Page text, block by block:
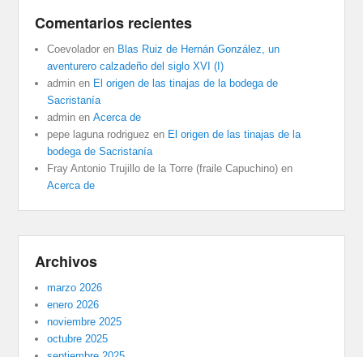
Comentarios recientes
Coevolador en Blas Ruiz de Hernán González, un
aventurero calzadeño del siglo XVI (I)
admin en El origen de las tinajas de la bodega de
Sacristanía
admin enAcerca de
pepe laguna rodriguez en El origen de las tinajas de la
bodega de Sacristanía
Fray Antonio Trujillo de la Torre (fraile Capuchino) en
Acerca de
Archivos
marzo 2026
enero 2026
noviembre 2025
octubre 2025